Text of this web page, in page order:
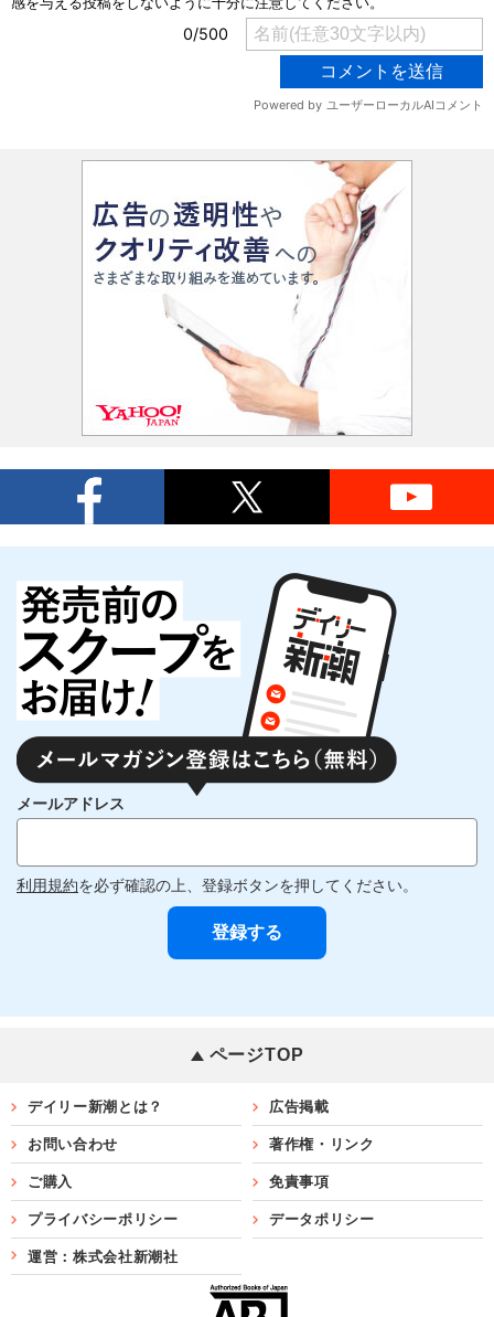
メールアドレス
利用規約を必ず確認の上、登録ボタンを押してください。
ページTOP
デイリー新潮とは？ 広告掲載
お問い合わせ 著作権・リンク
ご購入 免責事項
プライバシーポリシー データポリシー
運営：株式会社新潮社